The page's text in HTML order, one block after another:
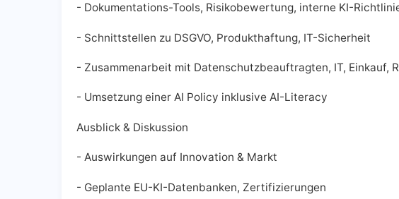
- Dokumentations-Tools, Risikobewertung, interne KI-
- Schnittstellen zu DSGVO, Produkthaftung, IT-Sicherheit
- Zusammenarbeit mit Datenschutzbeauftragten, IT, Einkauf,
- Umsetzung einer AI Policy inklusive AI-Literacy
Ausblick & Diskussion
- Auswirkungen auf Innovation & Markt
- Geplante EU-KI-Datenbanken, Zertifizierungen